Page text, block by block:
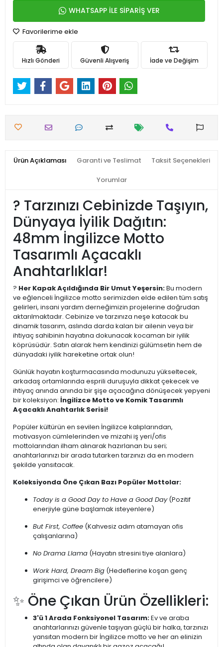
WHATSAPP İLE SİPARİŞ VER
Favorilerime ekle
Hızlı Gönderi Güvenli Alışveriş İade ve Değişim
Ürün Açıklaması Garanti ve Teslimat Taksit Seçenekleri
Yorumlar
? Tarzınızı Cebinizde Taşıyın,
Dünyaya İyilik Dağıtın:
48mm İngilizce Motto
Tasarımlı Açacaklı
Anahtarlıklar!
? Her Kapak Açıldığında Bir Umut Yeşersin:Bu modern
ve eğlenceli İngilizce motto serimizden elde edilen tüm satış
gelirleri, insani yardım derneğimizin projelerine doğrudan
aktarılmaktadır. Cebinize ve tarzınıza neşe katacak bu
dinamik tasarım, aslında darda kalan bir ailenin veya bir
ihtiyaç sahibinin hayatına dokunacak kocaman bir iyilik
köprüsüdür. Satın alarak hem kendinizi gülümsetin hem de
dünyadaki iyilik hareketine ortak olun!
Günlük hayatın koşturmacasında modunuzu yükseltecek,
arkadaş ortamlarında esprili duruşuyla dikkat çekecek ve
ihtiyaç anında anında bir şişe açacağına dönüşecek yepyeni
bir koleksiyon: İngilizce Motto ve Komik Tasarımlı
Açacaklı Anahtarlık Serisi!
Popüler kültürün en sevilen İngilizce kalıplarından,
motivasyon cümlelerinden ve mizahi iş yeri/ofis
mottolarından ilham alınarak hazırlanan bu seri;
anahtarlarınızı bir arada tutarken tarzınızı da en modern
şekilde yansıtacak.
Koleksiyonda Öne Çıkan Bazı Popüler Mottolar:
Today is a Good Day to Have a Good Day(Pozitif
enerjiyle güne başlamak isteyenlere)
But First, Coffee (Kahvesiz adım atamayan ofis
çalışanlarına)
No Drama Llama (Hayatın stresini tiye alanlara)
Work Hard, Dream Big (Hedeflerine koşan genç
girişimci ve öğrencilere)
✨ Öne Çıkan Ürün Özellikleri:
3'ü 1 Arada Fonksiyonel Tasarım:Ev ve araba
anahtarlarınızı güvenle taşıyan güçlü bir halka, tarzınızı
yansıtan modern bir İngilizce motto ve her an elinizin